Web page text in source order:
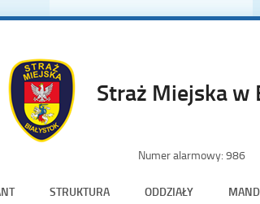
Straż Miejska w
Numer alarmowy: 986
STRUKTURA ODDZIAŁY